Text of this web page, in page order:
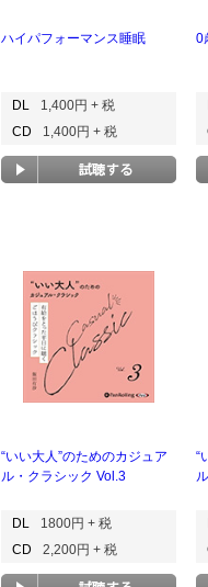
ハイパフォーマンス睡眠
DL
1,400円 + 税
CD
1,400円 + 税
0
“いい大人”のためのカジュア
ル・クラシック Vol.3
DL
1800円 + 税
CD
2,200円 + 税
“